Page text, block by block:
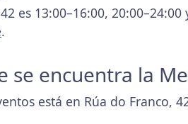
es 13:00–16:00, 20:00–24:00
.
se encuentra la
está en Rúa do Franco,